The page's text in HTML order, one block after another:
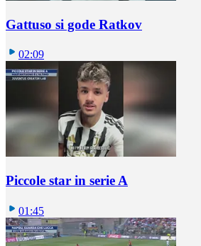
Gattuso si gode Ratkov
02:09
Piccole star in serie A
01:45